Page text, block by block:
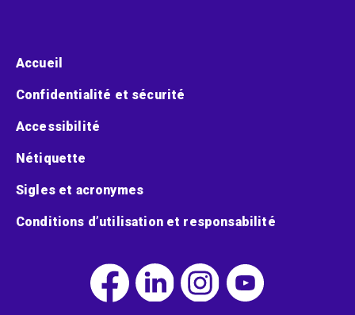
Menu pied de page
Accueil
Confidentialité et sécurité
Accessibilité
Nétiquette
Sigles et acronymes
Conditions d’utilisation et responsabilité